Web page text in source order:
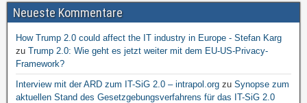
Neueste Kommentare
How Trump 2.0 could affect the IT industry in Europe - Stefan Karg
zu Trump 2.0: Wie geht es jetzt weiter mit dem EU-US-Privacy-
Framework?
Interview mit der ARD zum IT-SiG 2.0 – intrapol.org zu Synopse zum
aktuellen Stand des Gesetzgebungsverfahrens für das IT-SiG 2.0